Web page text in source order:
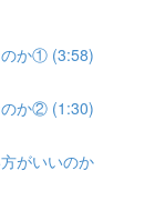
か① (3:58)
か② (1:30)
がいいのか